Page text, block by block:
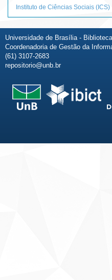
Instituto de Ciências Sociais (ICS)
Universidade de Brasília -
Coordenadoria de Gestão da
(61) 3107-2683
repositorio@unb.br